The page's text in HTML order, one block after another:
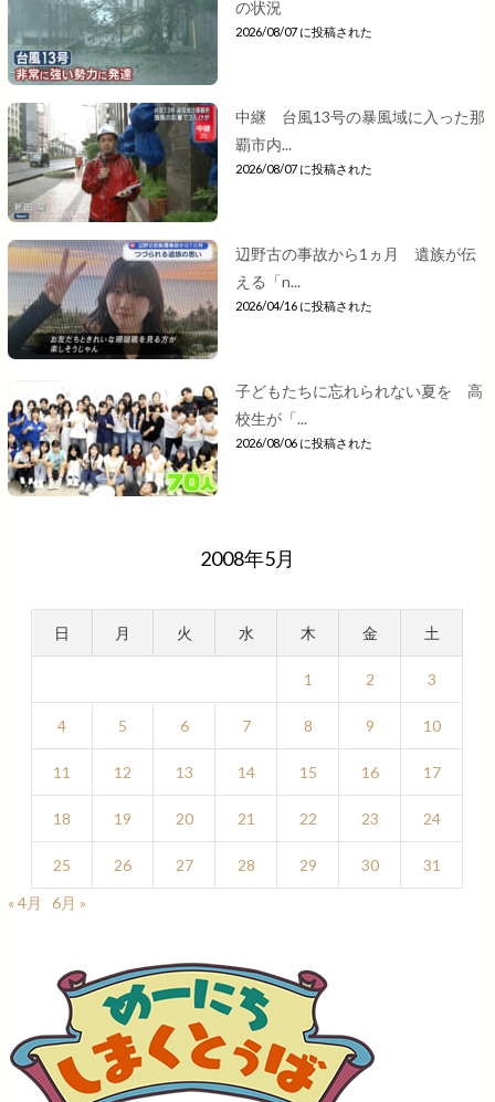
の状況
2026/08/07 に投稿された
中継 台風13号の暴風域に入った那
覇市内...
2026/08/07 に投稿された
辺野古の事故から1ヵ月 遺族が伝
える「n...
2026/04/16 に投稿された
子どもたちに忘れられない夏を 高
校生が「...
2026/08/06 に投稿された
2008年5月
日 月 火 水 木 金 土
1 2 3
4 5 6 7 8 9 10
11 12 13 14 15 16 17
18 19 20 21 22 23 24
25 26 27 28 29 30
31
« 4月
6月 »